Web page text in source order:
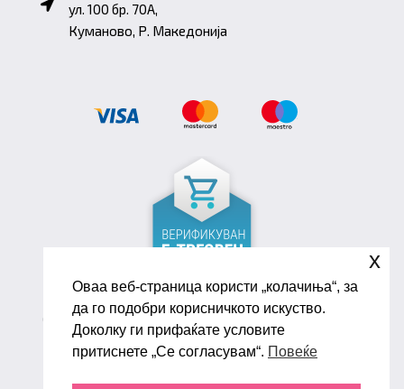
ул. 100 бр. 70A,
Куманово, Р. Македонија
Copyright ©2026 Biana Shoes. Developed by
oLive Brandlab
Оваа веб-страница користи „колачиња“, за
да го подобри корисничкото искуство.
Доколку ги прифаќате условите
притиснете „Се согласувам“. Повеќе
x